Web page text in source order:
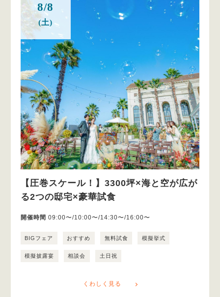
8/8
(土)
【圧巻スケール！】3300坪×海と空が広が
る2つの邸宅×豪華試食
開催時間 09:00〜/10:00〜/14:30〜/16:00〜
BIGフェア おすすめ 無料試食 模擬挙式
模擬披露宴 相談会 土日祝
くわしく見る